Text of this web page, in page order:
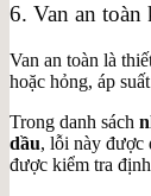
6. Van an
Van an toàn là
hoặc hỏng, áp
Trong danh sách
dầu, lỗi này được
được kiểm tra